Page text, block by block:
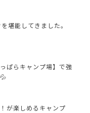
堪能してきました。
ぱらキャンプ場】で強
が楽しめるキャンプ